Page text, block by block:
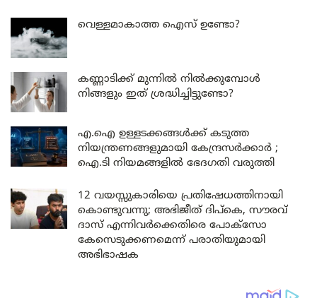
വെള്ളമാകാത്ത ഐസ് ഉണ്ടോ?
കണ്ണാടിക്ക് മുന്നിൽ നിൽക്കുമ്പോൾ
നിങ്ങളും ഇത് ശ്രദ്ധിച്ചിട്ടുണ്ടോ?
എ.ഐ ഉള്ളടക്കങ്ങൾക്ക് കടുത്ത
നിയന്ത്രണങ്ങളുമായി കേന്ദ്രസർക്കാർ ;
ഐ.ടി നിയമങ്ങളിൽ ഭേദഗതി വരുത്തി
12 വയസ്സുകാരിയെ പ്രതിഷേധത്തിനായി
കൊണ്ടുവന്നു; അഭിജീത് ദിപ്കെ, സൗരവ്
ദാസ് എന്നിവർക്കെതിരെ പോക്സോ
കേസെടുക്കണമെന്ന് പരാതിയുമായി
അഭിഭാഷക